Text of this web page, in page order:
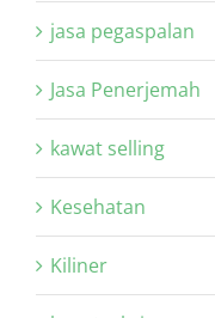
jasa pegaspalan
Jasa Penerjemah
kawat selling
Kesehatan
Kiliner